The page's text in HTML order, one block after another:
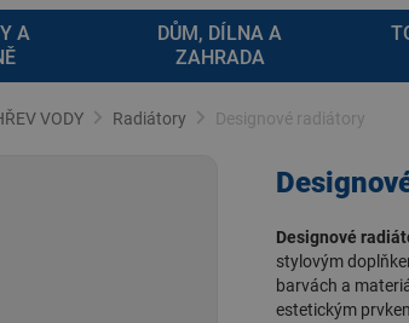
A
DŮM, DÍLNA A
ZAHRADA
VODY Radiátory Designové radiátory
Designové
stylovým
barvách a
estetickým